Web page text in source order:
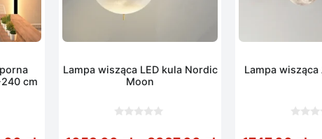
cm
Lampa wisząca LED kula Nordic
Moon
Lampa wisząca